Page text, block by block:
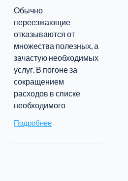
Обычно
переезжающие
отказываются от
множества полезных, а
зачастую необходимых
услуг. В погоне за
сокращением
расходов в списке
необходимого
Подробнее